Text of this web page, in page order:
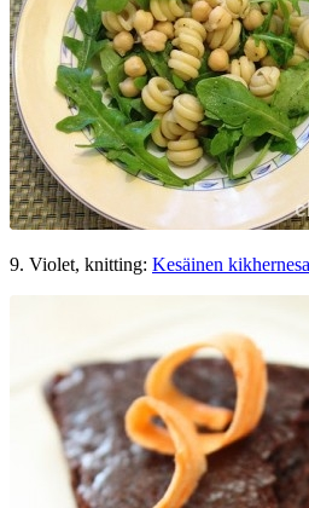
9. Violet, knitting: Kesäinen